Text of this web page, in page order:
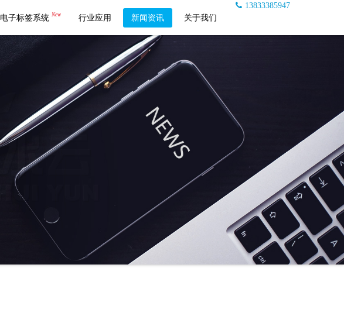
13833385947
电子标签系统 New 行业应用 新闻资讯 关于我们